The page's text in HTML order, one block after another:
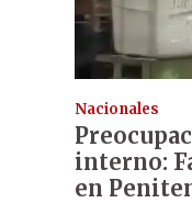
Nacionales
interno:
en